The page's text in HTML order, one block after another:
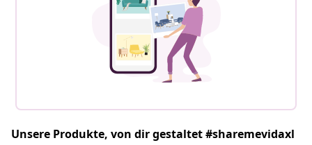
Unsere Produkte, von dir gestaltet #sharemevidaxl